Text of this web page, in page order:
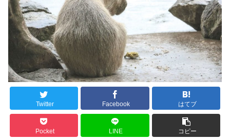
Twitter Facebook はてブ
Pocket LINE コピー